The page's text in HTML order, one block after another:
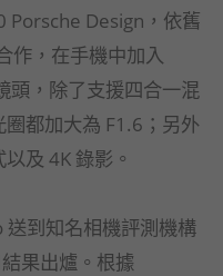
Porsche Design，依舊
作，在手機中加入
頭，除了支援四合一混
都加大為 F1.6；另外
及 4K 錄影。
到知名相機評測機構
果出爐。根據